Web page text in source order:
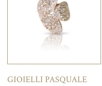
GIOIELLI PASQUALE